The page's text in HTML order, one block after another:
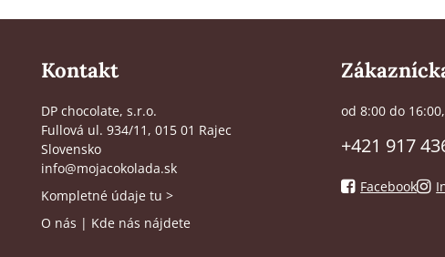
Kontakt
DP chocolate, s.r.o.
Fullová ul. 934/11, 015 01 Rajec
Slovensko
info@mojacokolada.sk
Kompletné údaje tu >
O nás | Kde nás nájdete
od 8:00 do
+421 917
Facebook